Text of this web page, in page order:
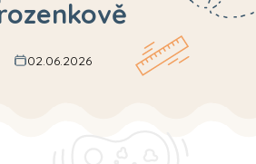
02.06.2026